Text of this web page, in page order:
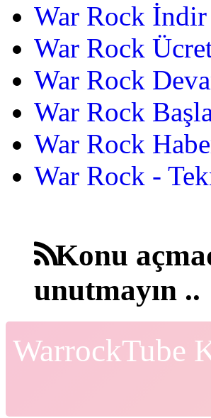
War Rock
War Rock
War Rock
War Rock
War Rock
War Rock -
Konu
unutmayın ..
WarrockTube